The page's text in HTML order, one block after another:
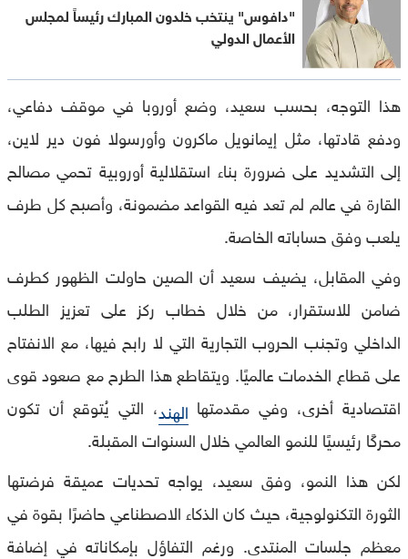
"دافوس" ينتخب خلدون المبارك رئيساً لمجلس
الأعمال الدولي
هذا التوجه، بحسب سعيد، وضع أوروبا في موقف دفاعي،
ودفع قادتها، مثل إيمانويل ماكرون وأورسولا فون دير لاين،
إلى التشديد على ضرورة بناء استقلالية أوروبية تحمي مصالح
القارة في عالم لم تعد فيه القواعد مضمونة، وأصبح كل طرف
يلعب وفق حساباته الخاصة.
وفي المقابل، يضيف سعيد أن الصين حاولت الظهور كطرف
ضامن للاستقرار، من خلال خطاب ركز على تعزيز الطلب
الداخلي وتجنب الحروب التجارية التي لا رابح فيها، مع الانفتاح
على قطاع الخدمات عالميًا. ويتقاطع هذا الطرح مع صعود قوى
اقتصادية أخرى، وفي مقدمتها الهند، التي يُتوقع أن تكون
محركًا رئيسيًا للنمو العالمي خلال السنوات المقبلة.
لكن هذا النمو، وفق سعيد، يواجه تحديات عميقة فرضتها
الثورة التكنولوجية، حيث كان الذكاء الاصطناعي حاضرًا بقوة في
معظم جلسات المنتدى. ورغم التفاؤل بإمكاناته في إضافة